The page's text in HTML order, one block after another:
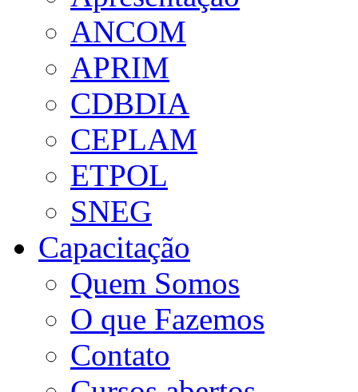
ANCOM
APRIM
CDBDIA
CEPLAM
ETPOL
SNEG
Capacitação
Quem Somos
O que Fazemos
Contato